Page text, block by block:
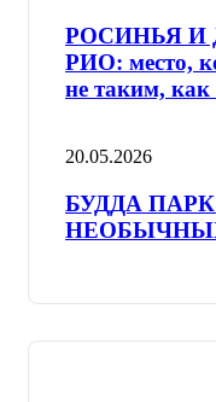
РОСИНЬЯ И
РИО: место,
не таким,
20.05.2026
БУДДА